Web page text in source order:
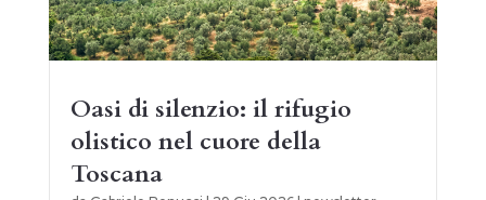
Oasi di silenzio: il rifugio
olistico nel cuore della
Toscana